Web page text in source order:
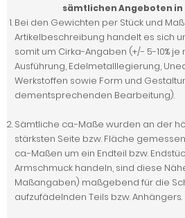
sämtlichen Angeboten in
Bei den Gewichten per Stück und
Artikelbeschreibung handelt es sich
somit um Cirka-Angaben (+/- 5-10% je
Ausführung, Edelmetalllegierung,
Werkstoffen sowie Form und
dementsprechenden Bearbeitung).
Sämtliche ca.-Maße wurden an der
stärksten Seite bzw. Fläche
ca.-Maßen um ein Endteil bzw.
Armschmuck handeln, sind diese
Maßangaben) maßgebend für die
aufzufädelnden Teils bzw. Anhängers.